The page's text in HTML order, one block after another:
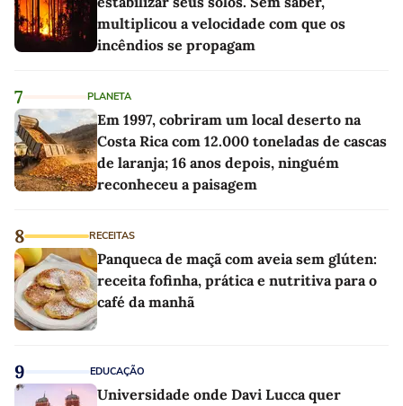
multiplicou a velocidade com que os
incêndios se propagam
7 PLANETA
Em 1997, cobriram um local deserto na
Costa Rica com 12.000 toneladas de cascas
de laranja; 16 anos depois, ninguém
reconheceu a paisagem
8 RECEITAS
Panqueca de maçã com aveia sem glúten:
receita fofinha, prática e nutritiva para o
café da manhã
9 EDUCAÇÃO
Universidade onde Davi Lucca quer